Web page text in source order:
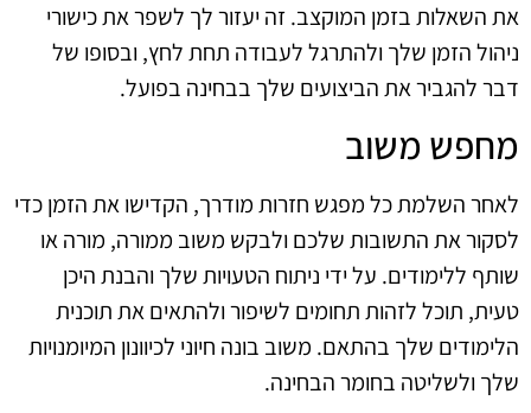
את השאלות בזמן המוקצב. זה יעזור לך לשפר את כישורי
ניהול הזמן שלך ולהתרגל לעבודה תחת לחץ, ובסופו של
דבר להגביר את הביצועים שלך בבחינה בפועל.
מחפש משוב
לאחר השלמת כל מפגש חזרות מודרך, הקדישו את הזמן כדי
לסקור את התשובות שלכם ולבקש משוב ממורה, מורה או
שותף ללימודים. על ידי ניתוח הטעויות שלך והבנת היכן
טעית, תוכל לזהות תחומים לשיפור ולהתאים את תוכנית
הלימודים שלך בהתאם. משוב בונה חיוני לכיוונון המיומנויות
שלך ולשליטה בחומר הבחינה.